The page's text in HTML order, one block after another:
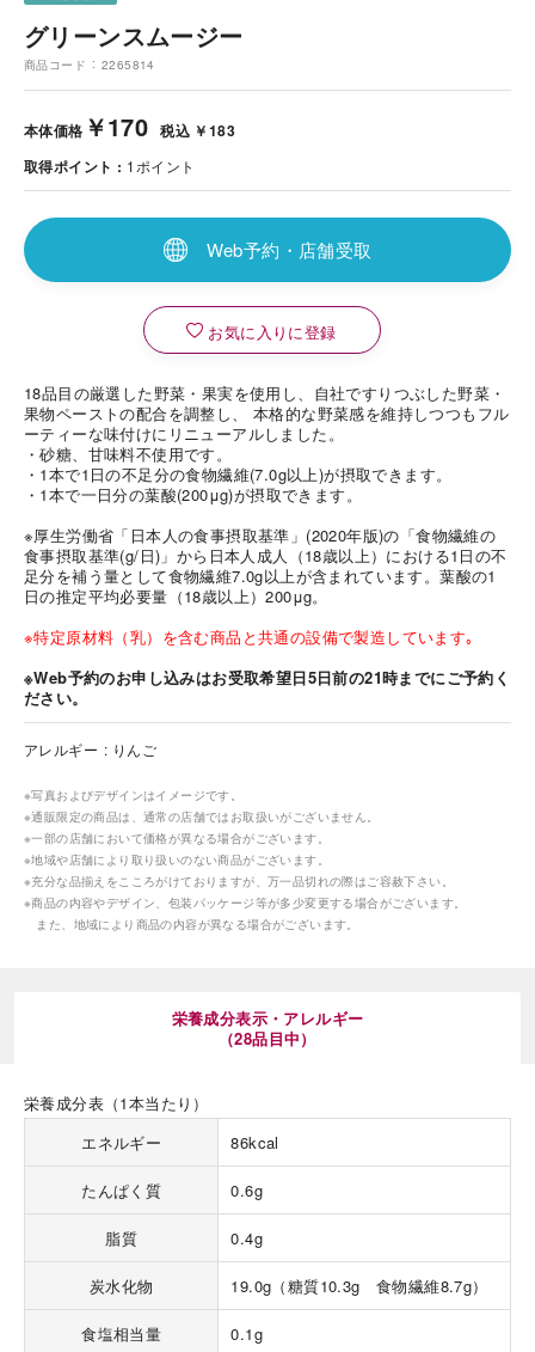
グリーンスムージー
商品コード 2265814
本体価格 ￥170 税込 ￥183
取得ポイント
1 ポイント
Web予約・店舗受取
お気に入りに登録
18品目の厳選した野菜・果実を使用し、自社ですりつぶした野菜・
果物ペーストの配合を調整し、 本格的な野菜感を維持しつつもフル
ーティーな味付けにリニューアルしました。
・砂糖、甘味料不使用です。
・1本で1日の不足分の食物繊維(7.0g以上)が摂取できます。
・1本で一日分の葉酸(200μg)が摂取できます。
※厚生労働省「日本人の食事摂取基準」(2020年版)の「食物繊維の
食事摂取基準(g/日)」から日本人成人（18歳以上）における1日の不
足分を補う量として食物繊維7.0g以上が含まれています。葉酸の1
日の推定平均必要量（18歳以上）200μg。
※特定原材料（乳）を含む商品と共通の設備で製造しています｡
※Web予約のお申し込みはお受取希望日5日前の21時までにご予約く
ださい。
アレルギー りんご
※写真およびデザインはイメージです。
※通販限定の商品は、通常の店舗ではお取扱いがございません。
※一部の店舗において価格が異なる場合がございます。
※地域や店舗により取り扱いのない商品がございます。
※充分な品揃えをこころがけておりますが、万一品切れの際はご容赦下さい。
※商品の内容やデザイン、包装パッケージ等が多少変更する場合がございます。
また、地域により商品の内容が異なる場合がございます。
栄養成分表示・アレルギー
（28品目中）
栄養成分表（1本当たり）
エネルギー
86kcal
たんぱく質 0.6g
脂質 0.4g
炭水化物 19.0g（糖質10.3g 食物繊維8.7g）
食塩相当量 0.1g
岳や末広がりを意味す
つ時」という意味を込
る、こだわりのスイー
UAE
Thailand
Vietnam